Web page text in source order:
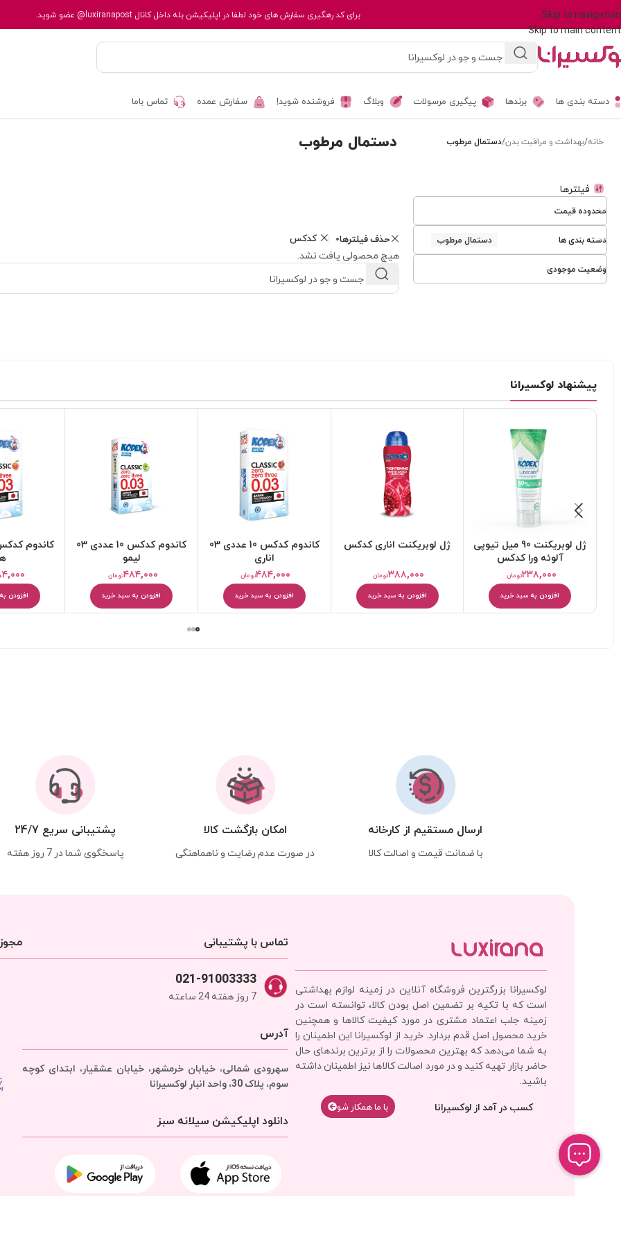
Skip to navigation
Skip to main content
برای کد رهگیری سفارش های خود لطفا در اپلیکیشن بله داخل کانال@luxiranapost عضو شوید.
دسته بندی ها برندها پیگیری مرسولات وبلاگ فروشنده شوید! سفارش عمده تماس باما
خانه/بهداشت و مراقبت بدن/دستمال مرطوب دستمال مرطوب
فیلترها
محدوده قیمت
دسته بندی ها دستمال مرطوب
وضعیت موجودی
حذف فیلترها کدکس
هیچ محصولی یافت نشد.
پیشنهاد لوکسیرانا
ژل لوبریکنت 90 میل تیوپی
آلوئه ورا کدکس
تومان۲۳۸,۰۰۰
افزودن به سبد خرید
ژل لوبریکنت اناری کدکس
تومان۳۸۸,۰۰۰
افزودن به سبد خرید
کاندوم کدکس 10 عددی 03
اناری
تومان۴۸۴,۰۰۰
افزودن به سبد خرید
کاندوم کدکس 10 عددی 03
لیمو
تومان۴۸۴,۰۰۰
افزودن به سبد خرید افزودن
ارسال مستقیم از کارخانه
با ضمانت قیمت و اصالت کالا
امکان بازگشت کالا
در صورت عدم رضایت و ناهماهنگی
پشتیبانی سریع 24/7
پاسخگوی شما در 7 روز هفته
لوکسیرانا بزرگترین فروشگاه آنلاین در زمینه لوازم بهداشتی
است که با تکیه بر تضمین اصل بودن کالا، توانسته است در
زمینه جلب اعتماد مشتری در مورد کیفیت کالاها و همچنین
خرید محصول اصل قدم بردارد. خرید از لوکسیرانا این اطمینان را
به شما می‌دهد که بهترین محصولات را از برترین برندهای حال
حاضر بازار تهیه کنید و در مورد اصالت کالاها نیز اطمینان داشته
باشید.
کسب در آمد از لوکسیرانا با‌‌ ما همکار شو
تماس با پشتیبانی
021-91003333
7 روز هفته 24 ساعته
آدرس
سهرودی شمالی، خیابان خرمشهر، خیابان عشقیار، ابتدای کوچه
سوم، پلاک 30، واحد انبار
لوکسیرانا
دانلود اپلیکیشن سیلانه سبز